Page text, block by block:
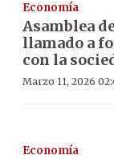
Economía
Asamblea
llamado a
con la
Marzo 11, 2026
Economía